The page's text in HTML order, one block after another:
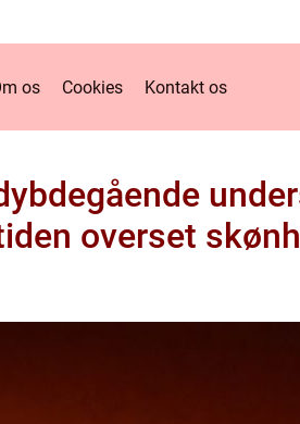
os Cookies Kontakt os
overset